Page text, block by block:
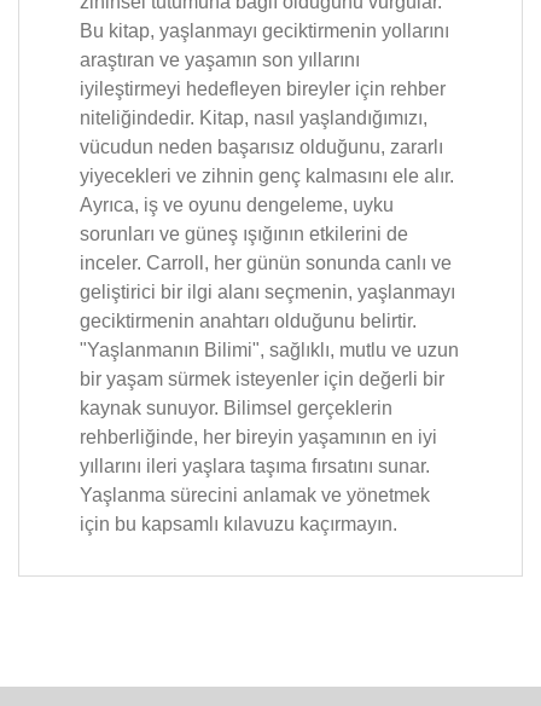
Bu kitap, yaşlanmayı geciktirmenin yollarını
araştıran ve yaşamın son yıllarını
iyileştirmeyi hedefleyen bireyler için rehber
niteliğindedir. Kitap, nasıl yaşlandığımızı,
vücudun neden başarısız olduğunu, zararlı
yiyecekleri ve zihnin genç kalmasını ele alır.
Ayrıca, iş ve oyunu dengeleme, uyku
sorunları ve güneş ışığının etkilerini de
inceler. Carroll, her günün sonunda canlı ve
geliştirici bir ilgi alanı seçmenin, yaşlanmayı
geciktirmenin anahtarı olduğunu belirtir.
"Yaşlanmanın Bilimi", sağlıklı, mutlu ve uzun
bir yaşam sürmek isteyenler için değerli bir
kaynak sunuyor. Bilimsel gerçeklerin
rehberliğinde, her bireyin yaşamının en iyi
yıllarını ileri yaşlara taşıma fırsatını sunar.
Yaşlanma sürecini anlamak ve yönetmek
için bu kapsamlı kılavuzu kaçırmayın.